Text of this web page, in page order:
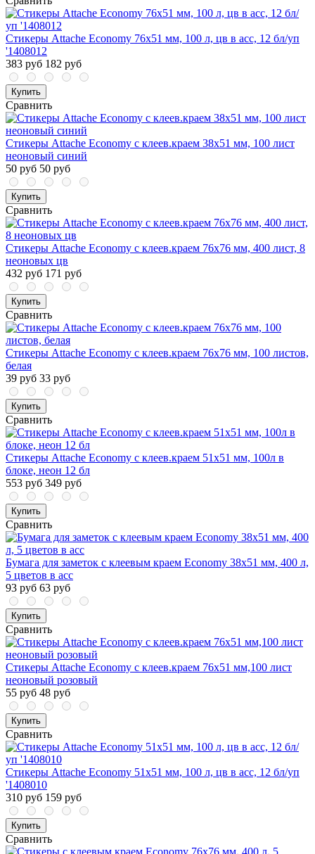
Стикеры Attache Economy 76x51 мм, 100 л, цв в асс, 12 бл/уп
'1408012
383 руб 182 руб
Купить
Сравнить
Стикеры Attache Economy с клеев.краем 38x51 мм, 100 лист
неоновый синий
50 руб 50 руб
Купить
Сравнить
Стикеры Attache Economy с клеев.краем 76х76 мм, 400 лист, 8
неоновых цв
432 руб 171 руб
Купить
Сравнить
Стикеры Attache Economy с клеев.краем 76x76 мм, 100 листов,
белая
39 руб 33 руб
Купить
Сравнить
Стикеры Attache Economy с клеев.краем 51x51 мм, 100л в
блоке, неон 12 бл
553 руб 349 руб
Купить
Сравнить
Бумага для заметок с клеевым краем Economy 38x51 мм, 400 л,
5 цветов в асс
93 руб 63 руб
Купить
Сравнить
Стикеры Attache Economy с клеев.краем 76x51 мм,100 лист
неоновый розовый
55 руб 48 руб
Купить
Сравнить
Стикеры Attache Economy 51x51 мм, 100 л, цв в асс, 12 бл/уп
'1408010
310 руб 159 руб
Купить
Сравнить